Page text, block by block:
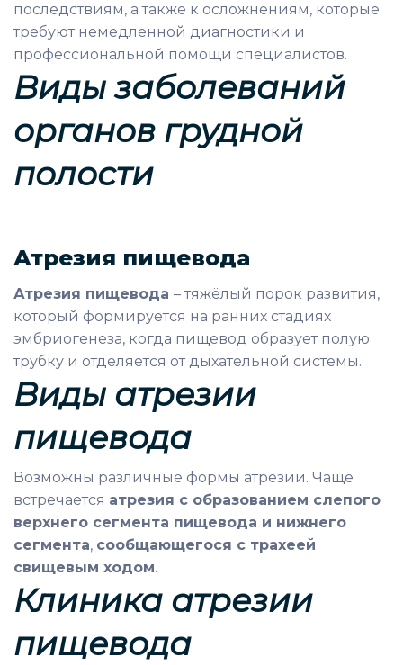
последствиям, а также к осложнениям, которые
требуют немедленной диагностики и
профессиональной помощи специалистов.
Виды заболеваний
органов грудной
полости
Атрезия пищевода
Атрезия пищевода – тяжёлый порок развития,
который формируется на ранних стадиях
эмбриогенеза, когда пищевод образует полую
трубку и отделяется от дыхательной системы.
Виды атрезии
пищевода
Возможны различные формы атрезии. Чаще
встречается атрезия с образованием слепого
верхнего сегмента пищевода и нижнего
сегмента, сообщающегося с трахеей
свищевым ходом.
Клиника атрезии
пищевода